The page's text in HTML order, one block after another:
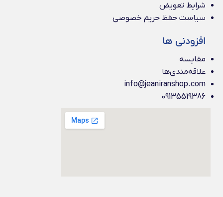
شرایط تعویض
سیاست حفظ حریم خصوصی
افزودنی ها
مقایسه
علاقه‌مندی‌ها
info@jeaniranshop.com
09135519386